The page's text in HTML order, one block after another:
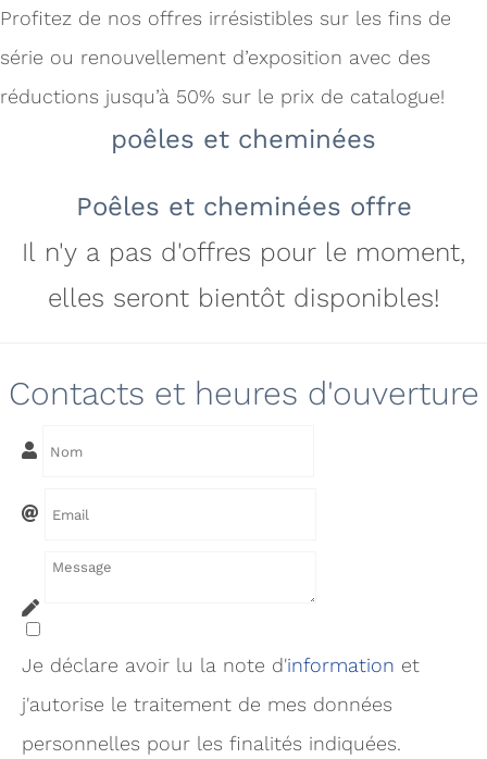
Profitez de nos offres irrésistibles sur les fins de
série ou renouvellement d’exposition avec des
réductions jusqu’à 50% sur le prix de catalogue!
poêles et cheminées
Poêles et cheminées offre
Il n'y a pas d'offres pour le moment,
elles seront bientôt disponibles!
Contacts et heures d'ouverture
Je déclare avoir lu la note d'information et
j'autorise le traitement de mes données
personnelles pour les finalités indiquées.